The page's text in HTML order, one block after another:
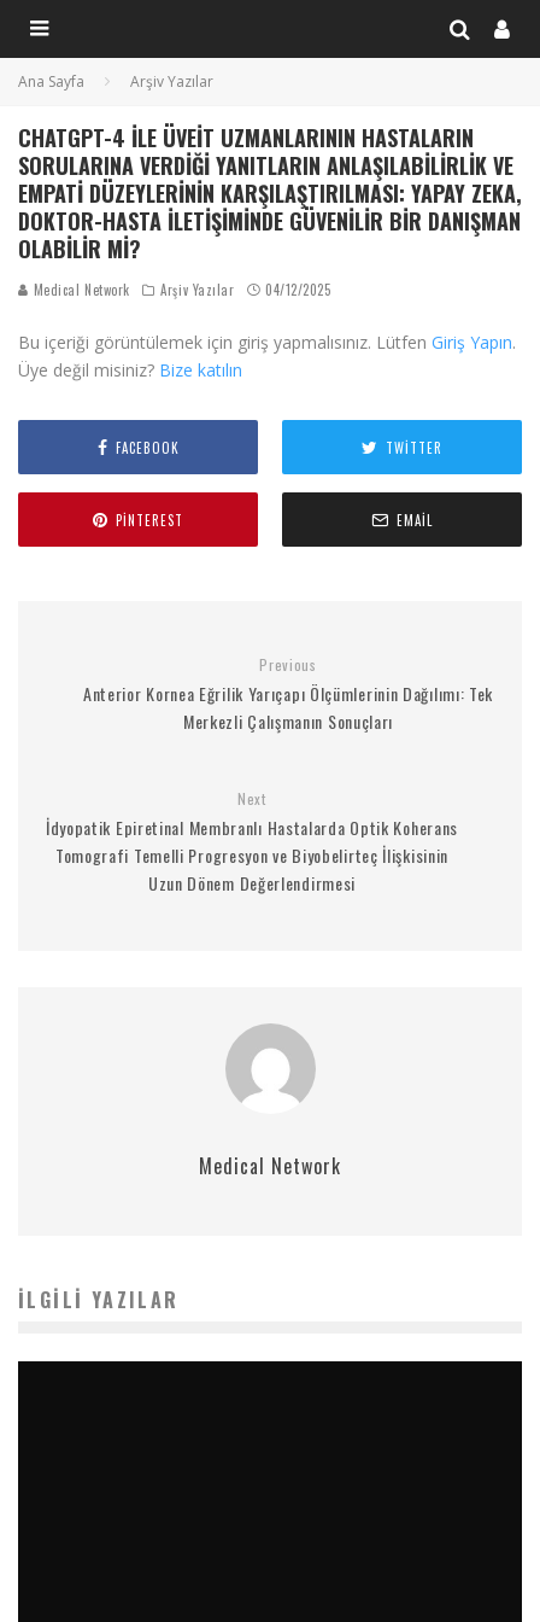
Ana Sayfa Arşiv Yazılar
CHATGPT-4 ILE ÜVEIT UZMANLARININ HASTALARIN
SORULARINA VERDIĞI YANITLARIN ANLAŞILABILIRLIK VE
EMPATI DÜZEYLERININ KARŞILAŞTIRILMASI: YAPAY ZEKA,
DOKTOR-HASTA İLETIŞIMINDE GÜVENILIR BIR DANIŞMAN
OLABILIR MI?
Medical Network Arşiv Yazılar 04/12/2025
Bu içeriği görüntülemek için giriş yapmalısınız. Lütfen Giriş Yapın.
Üye değil misiniz? Bize katılın
FACEBOOK TWITTER
PINTEREST EMAIL
Previous
Anterior Kornea Eğrilik Yarıçapı Ölçümlerinin Dağılımı: Tek
Merkezli Çalışmanın Sonuçları
Next
İdyopatik Epiretinal Membranlı Hastalarda Optik Koherans
Tomografi Temelli Progresyon ve Biyobelirteç İlişkisinin
Uzun Dönem Değerlendirmesi
Medical Network
İLGILI YAZILAR